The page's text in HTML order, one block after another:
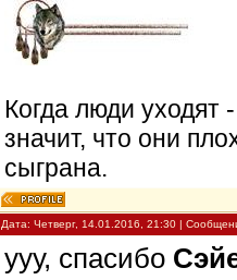
Когда люди уходят
значит, что они
сыграна.
Дата: Четверг, 14.01.2016, 21:30 |
ууу, спасибо